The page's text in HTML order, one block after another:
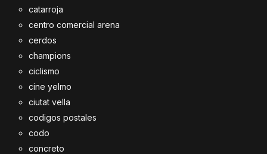
catarroja
centro comercial arena
cerdos
champions
ciclismo
cine yelmo
ciutat vella
codigos postales
codo
concreto